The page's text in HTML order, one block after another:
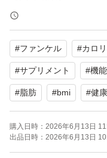
自宅にペットや喫煙
よろしくお願いいたし
#ファンケル #カロ
#サプリメント #機
#脂肪 #bmi #健康
購入日時： 2026年6月13日
出品日時： 2026年6月13日